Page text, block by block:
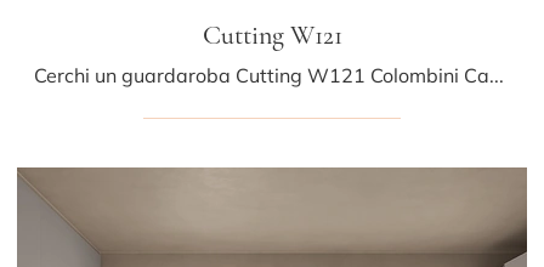
Cutting W121
Cerchi un guardaroba Cutting W121 Colombini Casa? Clicca subito! Gli armadi a muro con ante scorrevoli ti attendono.